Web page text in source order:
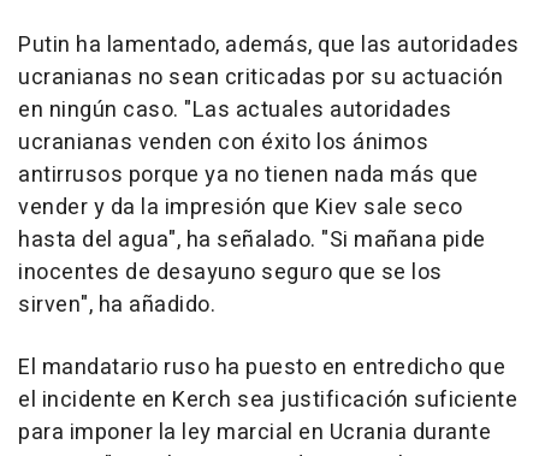
Putin ha lamentado, además, que las autoridades
ucranianas no sean criticadas por su actuación
en ningún caso. "Las actuales autoridades
ucranianas venden con éxito los ánimos
antirrusos porque ya no tienen nada más que
vender y da la impresión que Kiev sale seco
hasta del agua", ha señalado. "Si mañana pide
inocentes de desayuno seguro que se los
sirven", ha añadido.
El mandatario ruso ha puesto en entredicho que
el incidente en Kerch sea justificación suficiente
para imponer la ley marcial en Ucrania durante